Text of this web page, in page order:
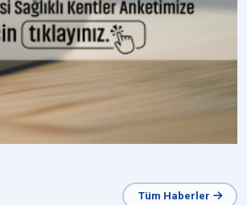
Tüm Haberler